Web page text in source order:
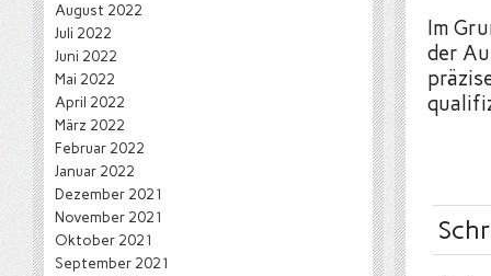
Im
der
August 2022
Juli 2022
Juni 2022
Mai 2022
April 2022
März 2022
Februar 2022
Januar 2022
Dezember 2021
November 2021
Oktober 2021
September 2021